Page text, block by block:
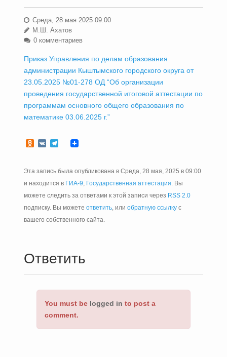
Среда, 28 мая 2025 09:00
М.Ш. Ахатов
0 комментариев
Приказ Управления по делам образования
администрации Кыштымского городского округа от
23.05.2025 №01-278 ОД “Об организации
проведения государственной итоговой аттестации по
программам основного общего образования по
математике 03.06.2025 г.”
Odnoklassniki
VKTelegram
Эта запись была опубликована в Среда, 28 мая, 2025 в 09:00
и находится в ГИА-9, Государственная аттестация. Вы
можете следить за ответами к этой записи через RSS 2.0
подписку. Вы можете ответить, или обратную ссылкус
вашего собственного сайта.
Ответить
You must be logged in to post a
comment.